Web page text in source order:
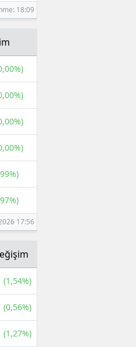
18:09
17:56
(1,54%)
(0,56%)
(1,27%)